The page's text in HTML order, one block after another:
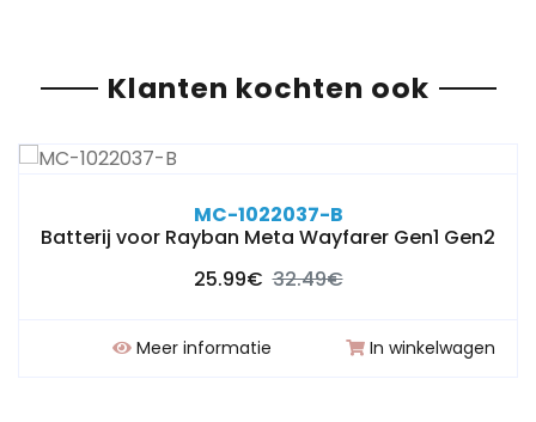
Klanten kochten ook
MC-1022037-B
Batterij voor Rayban Meta Wayfarer Gen1 Gen2
25.99€ 32.49€
Meer informatie In winkelwagen